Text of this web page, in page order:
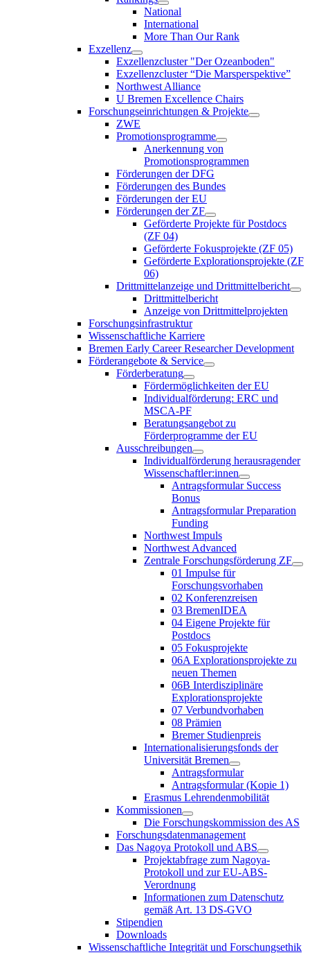
National
International
More Than Our Rank
Exzellenz
Exzellenzcluster "Der Ozeanboden"
Exzellenzcluster “Die Marsperspektive”
Northwest Alliance
U Bremen Excellence Chairs
Forschungseinrichtungen & Projekte
ZWE
Promotionsprogramme
Anerkennung von
Promotionsprogrammen
Förderungen der DFG
Förderungen des Bundes
Förderungen der EU
Förderungen der ZF
Geförderte Projekte für Postdocs
(ZF 04)
Geförderte Fokusprojekte (ZF 05)
Geförderte Explorationsprojekte (ZF
06)
Drittmittelanzeige und Drittmittelbericht
Drittmittelbericht
Anzeige von Drittmittelprojekten
Forschungsinfrastruktur
Wissenschaftliche Karriere
Bremen Early Career Researcher Development
Förderangebote & Service
Förderberatung
Fördermöglichkeiten der EU
Individualförderung: ERC und
MSCA-PF
Beratungsangebot zu
Förderprogramme der EU
Ausschreibungen
Individualförderung herausragender
Wissenschaftler:innen
Antragsformular Success
Bonus
Antragsformular Preparation
Funding
Northwest Impuls
Northwest Advanced
Zentrale Forschungsförderung ZF
01 Impulse für
Forschungsvorhaben
02 Konferenzreisen
03 BremenIDEA
04 Eigene Projekte für
Postdocs
05 Fokusprojekte
06A Explorationsprojekte zu
neuen Themen
06B Interdisziplinäre
Explorationsprojekte
07 Verbundvorhaben
08 Prämien
Bremer Studienpreis
Internationalisierungsfonds der
Universität Bremen
Antragsformular
Antragsformular (Kopie 1)
Erasmus Lehrendenmobilität
Kommissionen
Die Forschungskommission des AS
Forschungsdatenmanagement
Das Nagoya Protokoll und ABS
Projektabfrage zum Nagoya-
Protokoll und zur EU-ABS-
Verordnung
Informationen zum Datenschutz
gemäß Art. 13 DS-GVO
Stipendien
Downloads
Wissenschaftliche Integrität und Forschungsethik